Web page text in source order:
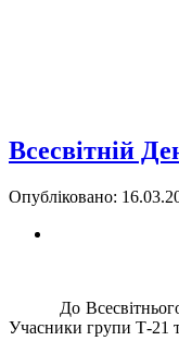
Всесвітній
Опубліковано:
До
Учасники групи Т-21